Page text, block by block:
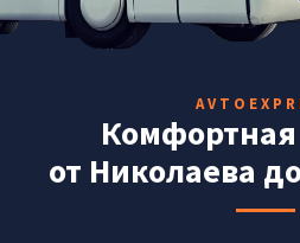
от Николаева